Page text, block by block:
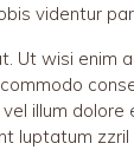
videntur
wisi enim
illum
luptatum